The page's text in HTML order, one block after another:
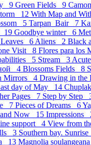
9 Green Fields 9
12 With Map and
5 Tarpan_Bair 7
19 Goodbye winter 6
Leaves 6 Aliens 2 Black
Visit 8 Flores para los
5 Stream 3
4 Blossoms Fields 8
Mirrors 4 Drawing in
day of May 14
Pages 7 Step by Step
7 Pieces of Dreams 6
Now 15 Impressions
support 4 View from
3 Southern bay.
13 Magnolia